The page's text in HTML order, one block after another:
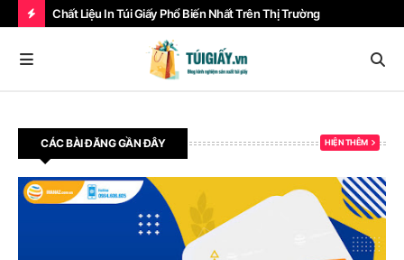
À
T
N
Chất Liệu In Túi Giấy Phổ Biến Nhất Trên Thị Trường
CÁC BÀI ĐĂNG GẦN ĐÂY HIỆN THÊM